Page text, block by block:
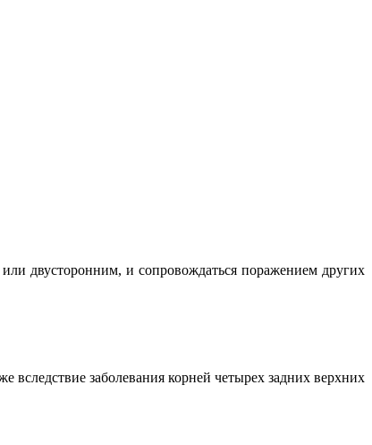
двусторонним, и сопровождаться поражением других
заболевания корней четырех задних верхних